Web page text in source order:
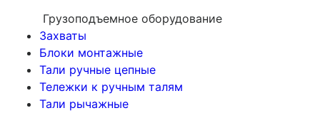
Грузоподъемное оборудование
Захваты
Блоки монтажные
Тали ручные цепные
Тележки к ручным талям
Тали рычажные